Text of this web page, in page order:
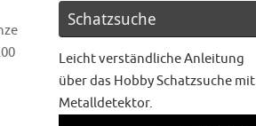
Schatzsuche
Leicht verständliche Anleitung
über das Hobby Schatzsuche mit
Metalldetektor.